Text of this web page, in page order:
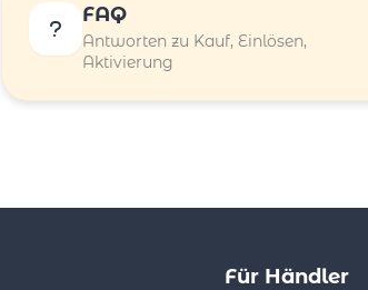
FAQ
Antworten zu Kauf, Einlösen,
Aktivierung
Für Händler